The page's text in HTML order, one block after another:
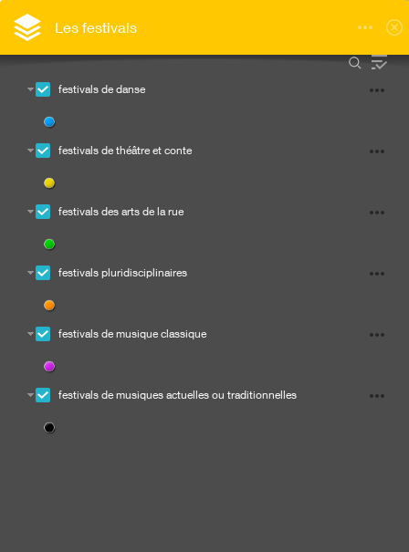
Les festivals
festivals de danse
festivals de théâtre et conte
festivals des arts de la rue
festivals pluridisciplinaires
festivals de musique classique
festivals de musiques actuelles ou traditionnelles